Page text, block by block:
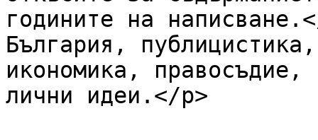
годините на
България,
икономика, правосъдие,
лични идеи.</p>